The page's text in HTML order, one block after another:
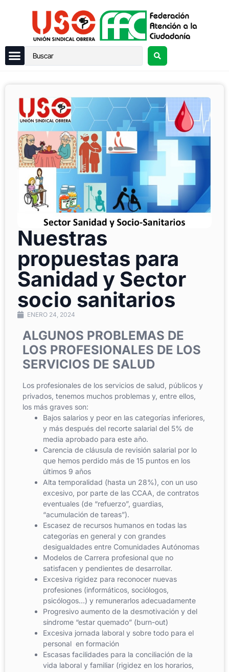
Nuestras
propuestas para
Sanidad y Sector
socio sanitarios
ENERO 24, 2024
ALGUNOS PROBLEMAS DE
LOS PROFESIONALES DE LOS
SERVICIOS DE SALUD
Los profesionales de los servicios de salud, públicos y
privados, tenemos muchos problemas y, entre ellos,
los más graves son:
Bajos salarios y peor en las categorías inferiores,
y más después del recorte salarial del 5% de
media aprobado para este año.
Carencia de cláusula de revisión salarial por lo
que hemos perdido más de 15 puntos en los
últimos 9 años
Alta temporalidad (hasta un 28%), con un uso
excesivo, por parte de las CCAA, de contratos
eventuales (de “refuerzo”, guardias,
“acumulación de tareas”).
Escasez de recursos humanos en todas las
categorías en general y con grandes
desigualdades entre Comunidades Autónomas
Modelos de Carrera profesional que no
satisfacen y pendientes de desarrollar.
Excesiva rigidez para reconocer nuevas
profesiones (informáticos, sociólogos,
psicólogos…) y remunerarlos adecuadamente
Progresivo aumento de la desmotivación y del
síndrome “estar quemado” (burn-out)
Excesiva jornada laboral y sobre todo para el
personal en formación
Escasas facilidades para la conciliación de la
vida laboral y familiar (rigidez en los horarios,